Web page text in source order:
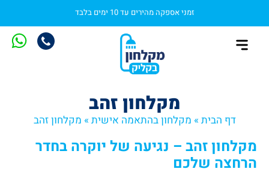
זמני אספקה מהירים עד 10 ימים בלבד
מקלחון זהב
דף הבית»מקלחון בהתאמה אישית»מקלחון זהב
מקלחון זהב – נגיעה של יוקרה בחדר
הרחצה שלכם